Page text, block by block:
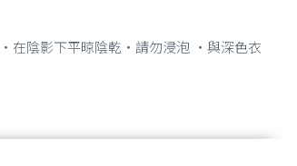
在陰影下平晾陰乾・請勿浸泡 ・與深色衣